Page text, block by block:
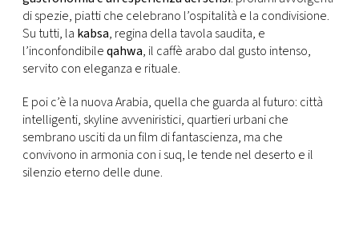
di spezie, piatti che celebrano l’ospitalità e la condivisione.
Su tutti, la kabsa, regina della tavola saudita, e
l’inconfondibileqahwa, il caffè arabo dal gusto intenso,
servito con eleganza e rituale.
E poi c’è la nuova Arabia, quella che guarda al futuro: città
intelligenti, skyline avveniristici, quartieri urbani che
sembrano usciti da un film di fantascienza, ma che
convivono in armonia con i suq, le tende nel deserto e il
silenzio eterno delle dune.